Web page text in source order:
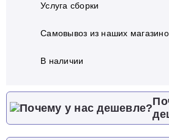
Услуга сборки
Самовывоз из наших
В наличии